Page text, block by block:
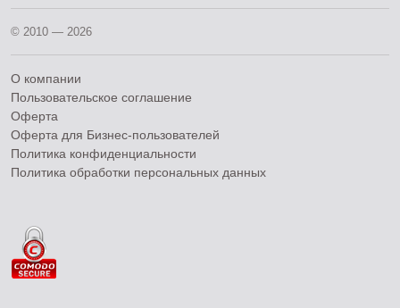
© 2010 — 2026
О компании
Пользовательское соглашение
Оферта
Оферта для Бизнес-пользователей
Политика конфиденциальности
Политика обработки персональных данных